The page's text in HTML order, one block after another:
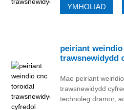
YMHOLIAD
peiriant
trawsnewidydd
Mae peiriant
trawsnewidydd
technoleg dramor,